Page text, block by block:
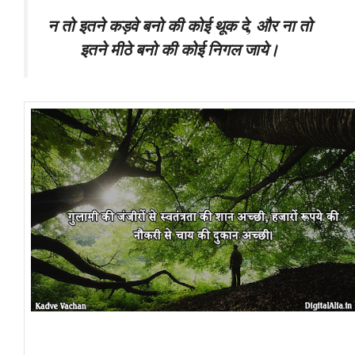
न तो इतने कड़वे बनो की कोई थूक दे, और ना तो
इतने मीठे बनो की कोई निगल जाये।